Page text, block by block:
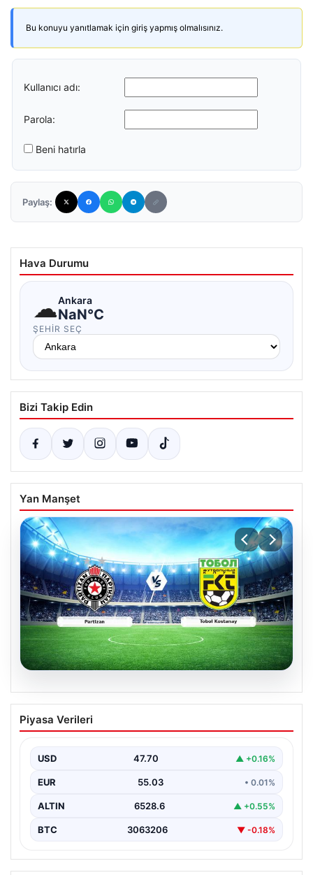
Bu konuyu yanıtlamak için giriş yapmış olmalısınız.
Kullanıcı adı:
Parola:
Beni hatırla
Paylaş:
Hava Durumu
☁Ankara
NaN°C
ŞEHIR SEÇ
Bizi Takip Edin
Yan Manşet
06.08.2026
CANLI | Partizan – Tobol Kostanay Canlı
Maç Anlatımı
Piyasa Verileri
USD 47.70 ▲ +0.16%
EUR 55.03 • 0.01%
ALTIN 6528.6 ▲ +0.55%
BTC 3063206 ▼ -0.18%